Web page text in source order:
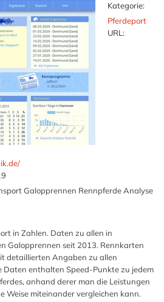
Kategorie:
Pferdeport
URL:
Galopprennen Rennpferde Analyse
in Zahlen. Daten zu allen in
Galopprennen seit 2013. Rennkarten
detaillierten Angaben zu allen
Daten enthalten Speed-Punkte zu jedem
anhand derer man die Leistungen
Weise miteinander vergleichen kann.